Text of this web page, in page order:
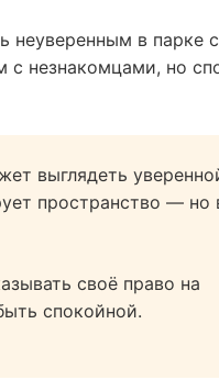
в парке
незнакомцами, но
выглядеть
пространство — но
своё право на
спокойной.